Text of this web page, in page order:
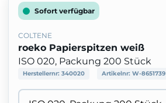
Sofort verfügbar
COLTENE
roeko Papierspitzen weiß
ISO 020, Packung 200 Stück
Herstellernr: 340020 Artikelnr: W-8651739